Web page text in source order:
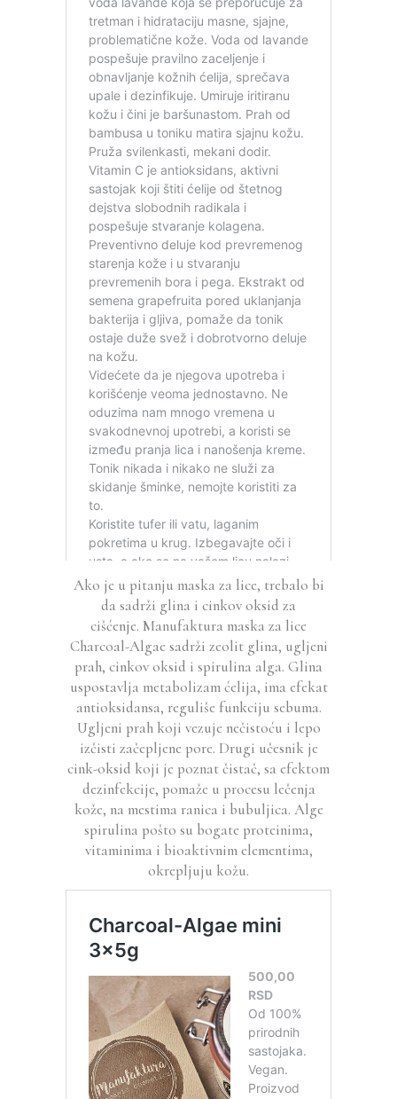
Ako je u pitanju maska za lice, trebalo bi
da sadrži glina i cinkov oksid za
cišćenje. Manufaktura maska za lice
Charcoal-Algae sadrži zeolit glina, ugljeni
prah, cinkov oksid i spirulina alga. Glina
uspostavlja metabolizam ćelija, ima efekat
antioksidansa, reguliše funkciju sebuma.
Ugljeni prah koji vezuje nečistoću i lepo
izčisti začepljene pore. Drugi učesnik je
cink-oksid koji je poznat čistač, sa efektom
dezinfekcije, pomaže u procesu lečenja
kože, na mestima ranica i bubuljica. Alge
spirulina pošto su bogate proteinima,
vitaminima i bioaktivnim elementima,
okrepljuju kožu.